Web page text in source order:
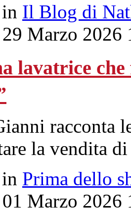
Il Blog di
Marzo 2026
lavatrice
racconta
la vendita
Prima dello
Marzo 2026